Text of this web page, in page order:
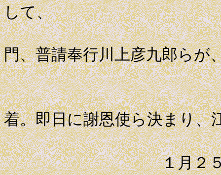
して、
御留守居
門、普請奉行川上彦九郎らが
お鷹の鶴
着。即日に謝恩使ら決まり、
１月２５日 江